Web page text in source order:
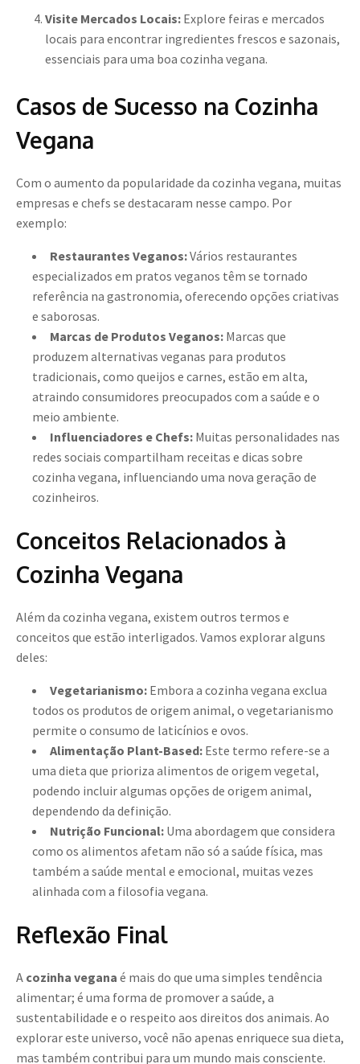
Visite Mercados Locais: Explore feiras e mercados
locais para encontrar ingredientes frescos e sazonais,
essenciais para uma boa cozinha vegana.
Casos de Sucesso na Cozinha
Vegana
Com o aumento da popularidade da cozinha vegana, muitas
empresas e chefs se destacaram nesse campo. Por
exemplo:
Restaurantes Veganos:Vários restaurantes
especializados em pratos veganos têm se tornado
referência na gastronomia, oferecendo opções criativas
e saborosas.
Marcas de Produtos Veganos: Marcas que
produzem alternativas veganas para produtos
tradicionais, como queijos e carnes, estão em alta,
atraindo consumidores preocupados com a saúde e o
meio ambiente.
Influenciadores e Chefs: Muitas personalidades nas
redes sociais compartilham receitas e dicas sobre
cozinha vegana, influenciando uma nova geração de
cozinheiros.
Conceitos Relacionados à
Cozinha Vegana
Além da cozinha vegana, existem outros termos e
conceitos que estão interligados. Vamos explorar alguns
deles:
Vegetarianismo: Embora a cozinha vegana exclua
todos os produtos de origem animal, o vegetarianismo
permite o consumo de laticínios e ovos.
Alimentação Plant-Based: Este termo refere-se a
uma dieta que prioriza alimentos de origem vegetal,
podendo incluir algumas opções de origem animal,
dependendo da definição.
Nutrição Funcional: Uma abordagem que considera
como os alimentos afetam não só a saúde física, mas
também a saúde mental e emocional, muitas vezes
alinhada com a filosofia vegana.
Reflexão Final
A cozinha vegana é mais do que uma simples tendência
alimentar; é uma forma de promover a saúde, a
sustentabilidade e o respeito aos direitos dos animais. Ao
explorar este universo, você não apenas enriquece sua dieta,
mas também contribui para um mundo mais consciente.